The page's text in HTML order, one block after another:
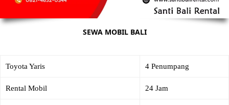
SEWA MOBIL BALI
Toyota Yaris 4 Penumpang
Rental Mobil 24 Jam